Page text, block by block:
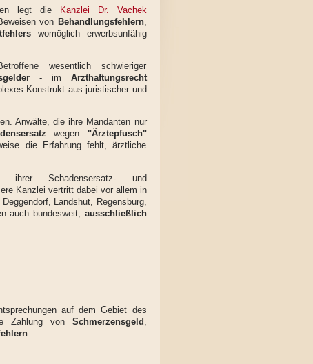
legt die Kanzlei Dr. Vachek
von Behandlungsfehlern,
womöglich erwerbsunfähig
wesentlich schwieriger
- im Arzthaftungsrecht
Konstrukt aus juristischer und
Anwälte, die ihre Mandanten nur
wegen "Ärztepfusch"
die Erfahrung fehlt, ärztliche
ihrer Schadensersatz- und
Kanzlei vertritt dabei vor allem in
Landshut, Regensburg,
auch bundesweit, ausschließlich
auf dem Gebiet des
Zahlung von Schmerzensgeld ,
.